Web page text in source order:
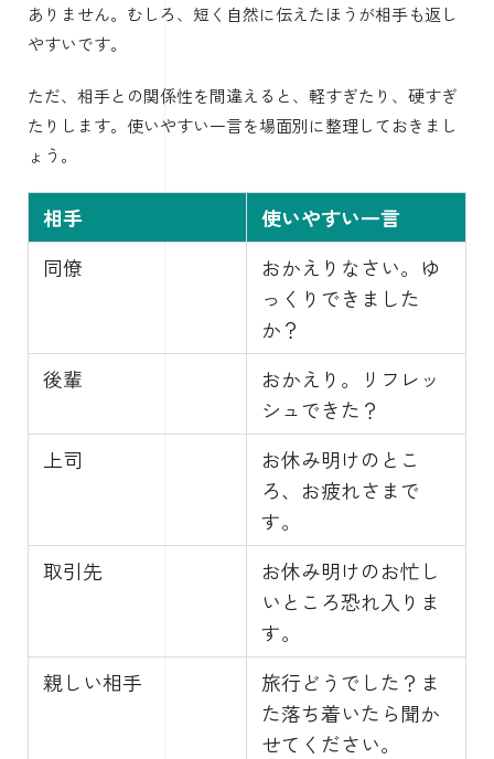
ありません。むしろ、短く自然に伝えたほうが相手も返し
やすいです。
ただ、相手との関係性を間違えると、軽すぎたり、硬すぎ
たりします。使いやすい一言を場面別に整理しておきまし
ょう。
相手
使いやすい一言
同僚
おかえりなさい。ゆ
っくりできました
か？
後輩
おかえり。リフレッ
シュできた？
上司
お休み明けのとこ
ろ、お疲れさまで
す。
取引先
お休み明けのお忙し
いところ恐れ入りま
す。
親しい相手
旅行どうでした？ま
た落ち着いたら聞か
せてください。